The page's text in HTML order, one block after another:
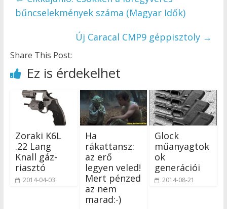
bűncselekmények száma (Magyar Idők)
Új Caracal CMP9 géppisztoly →
Share This Post:
Ez is érdekelhet
Zoraki K6L
.22 Lang
Knall gáz-
riasztó
2014-04-03
Ha
rákattansz:
az erő
legyen veled!
Mert pénzed
az nem
marad:-)
Glock
műanyagtok
ok
generációi
2014-08-21